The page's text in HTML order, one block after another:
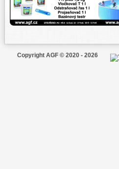
Copyright AGF © 2020 - 2026